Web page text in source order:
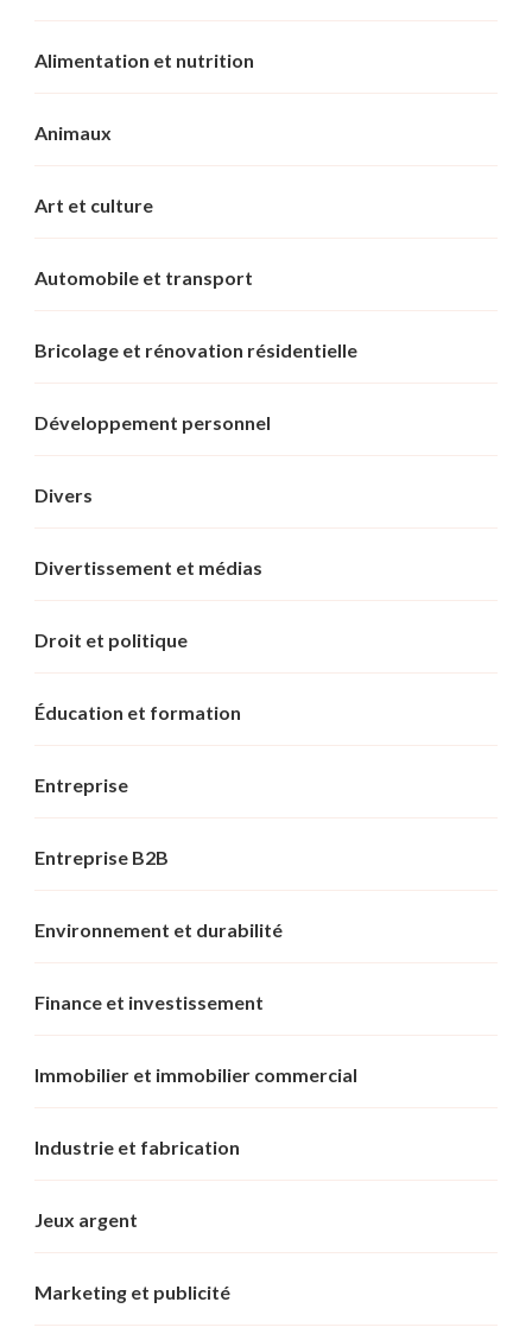
Alimentation et nutrition
Animaux
Art et culture
Automobile et transport
Bricolage et rénovation résidentielle
Développement personnel
Divers
Divertissement et médias
Droit et politique
Éducation et formation
Entreprise
Entreprise B2B
Environnement et durabilité
Finance et investissement
Immobilier et immobilier commercial
Industrie et fabrication
Jeux argent
Marketing et publicité